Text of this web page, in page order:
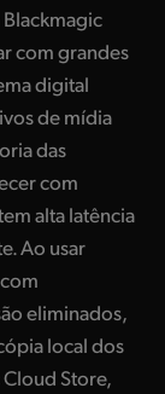
com grandes
digital
de mídia
das
com
alta latência
Ao usar
eliminados,
local dos
Store,